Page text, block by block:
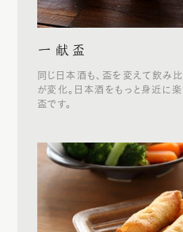
一献盃
同じ日本酒も、盃を変えて飲み
が変化。日本酒をもっと身近に楽
盃です。